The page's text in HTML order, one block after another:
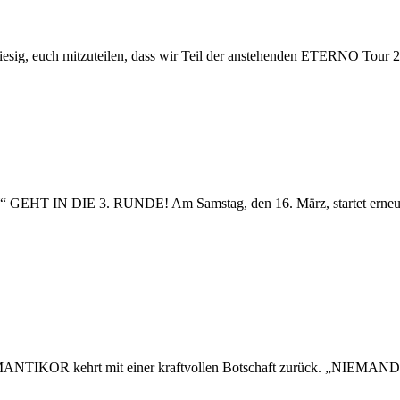
euch mitzuteilen, dass wir Teil der anstehenden ETERNO Tour
IN DIE 3. RUNDE! Am Samstag, den 16. März, startet
kehrt mit einer kraftvollen Botschaft zurück. „NIEMAND